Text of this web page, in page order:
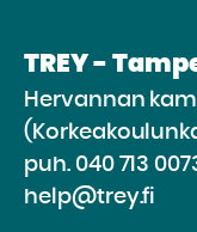
TREY -
Hervannan
puh. 040 713
help@trey.fi